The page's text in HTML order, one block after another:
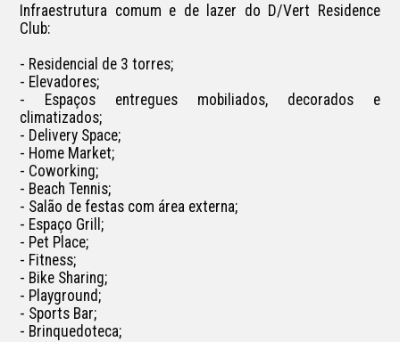
Infraestrutura comum e de lazer do D/Vert Residence
Club:
- Residencial de 3 torres;
- Elevadores;
- Espaços entregues mobiliados, decorados e
climatizados;
- Delivery Space;
- Home Market;
- Coworking;
- Beach Tennis;
- Salão de festas com área externa;
- Espaço Grill;
- Pet Place;
- Fitness;
- Bike Sharing;
- Playground;
- Sports Bar;
- Brinquedoteca;